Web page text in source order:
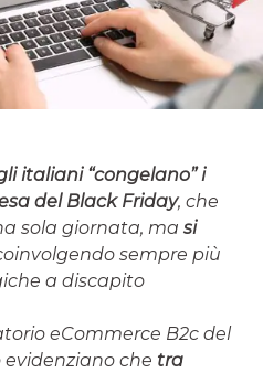
italiani “congelano” i
del Black Friday, che
sola giornata, ma si
sempre più
a discapito
eCommerce B2c del
che tra